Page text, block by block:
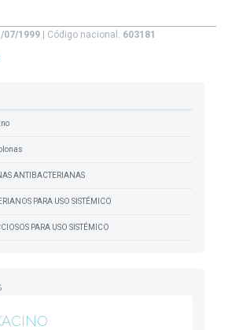
07/1999 | Código nacional: 603181
ANTIBACTERIANAS
PARA USO SISTÉMICO
PARA USO SISTÉMICO